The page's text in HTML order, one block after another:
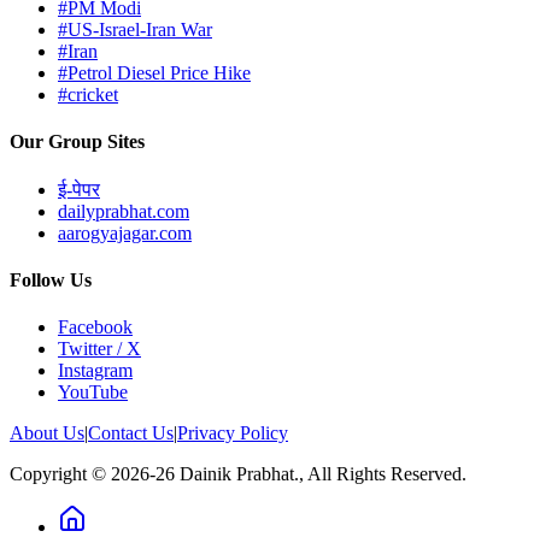
#PM Modi
#US-Israel-Iran War
#Iran
#Petrol Diesel Price Hike
#cricket
Our Group Sites
ई-पेपर
dailyprabhat.com
aarogyajagar.com
Follow Us
Facebook
Twitter / X
Instagram
YouTube
About Us|Contact Us|Privacy Policy
Copyright © 2026-26 Dainik Prabhat., All Rights Reserved.